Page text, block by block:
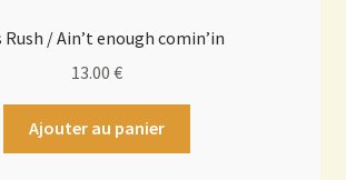
/ Ain’t enough comin’in
13.00 €
Ajouter au panier